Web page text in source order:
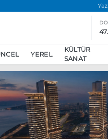
YEREL
KÜLTÜR
SANAT